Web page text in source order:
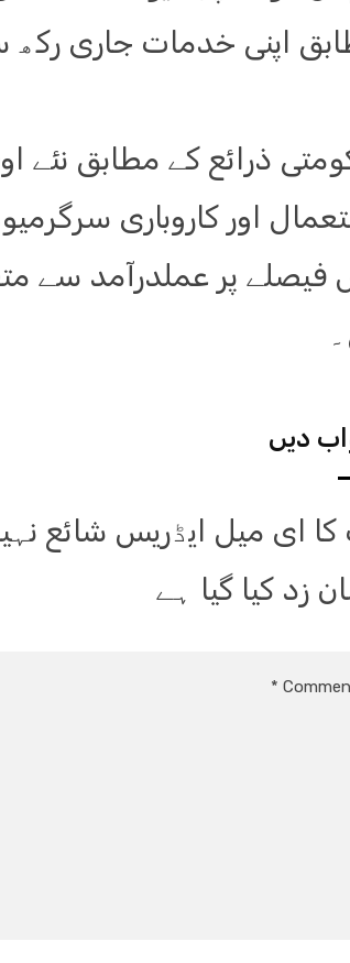
اپنی خدمات جاری رکھ
ذرائع کے مطابق نئے
اور کاروباری
فیصلے پر عملدرآمد سے
دیں
ای میل ایڈریس شائع
زد کیا گیا ہے